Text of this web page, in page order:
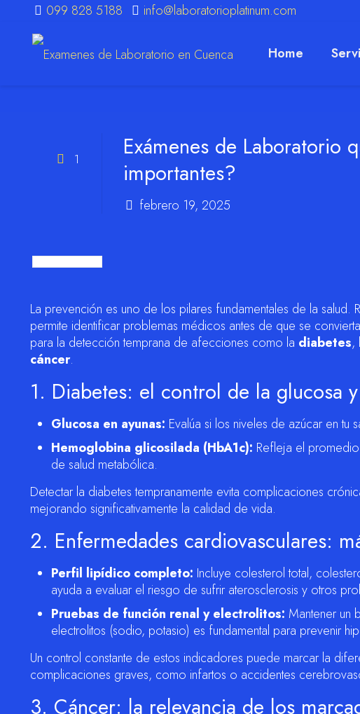
099 828 5188 info@laboratorioplatinum.com
Home
1
Exámenes de Laboratorio
importantes?
febrero 19, 2025
La prevención es uno de los pilares fundamentales de la
permite identificar problemas médicos antes de que se
para la detección temprana de afecciones como la diabetes,
cáncer.
1. Diabetes: el control de la glucosa
Glucosa en ayunas: Evalúa si los niveles de azúcar en tu
Hemoglobina glicosilada (HbA1c): Refleja el
de salud metabólica.
Detectar la diabetes tempranamente evita complicaciones
mejorando significativamente la calidad de vida.
2. Enfermedades cardiovasculares:
Perfil lipídico completo: Incluye colesterol total,
ayuda a evaluar el riesgo de sufrir aterosclerosis y otros
Pruebas de función renal y electrolitos: Mantener un
electrolitos (sodio, potasio) es fundamental para prevenir
Un control constante de estos indicadores puede marcar la
complicaciones graves, como infartos o accidentes
3. Cáncer: la relevancia de los